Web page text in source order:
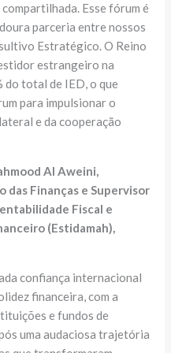
Esse fórum é
parceria entre nossos
Estratégico. O Reino
estrangeiro na
do total de IED, o que
para impulsionar o
e da cooperação
Al Aweini,
Finanças e Supervisor
Fiscal e
(Estidamah),
confiança internacional
financeira, com a
e fundos de
uma audaciosa trajetória